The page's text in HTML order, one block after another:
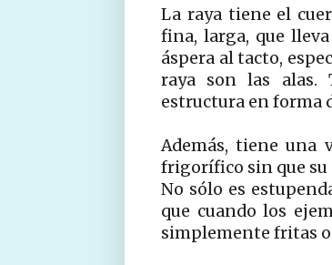
La raya tiene el
fina, larga, que
áspera al tacto,
raya son las alas.
estructura en forma
Además, tiene una
frigorífico sin que su
No sólo es
que cuando los
simplemente fritas o